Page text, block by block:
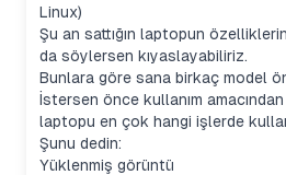
Linux)
Şu an sattığın laptopun
da söylersen kıyaslayabiliriz.
Bunlara göre sana birkaç model
İstersen önce kullanım amacından
laptopu en çok hangi işlerde
Şunu dedin:
Yüklenmiş görüntü